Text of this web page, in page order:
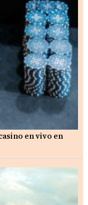
en vivo en